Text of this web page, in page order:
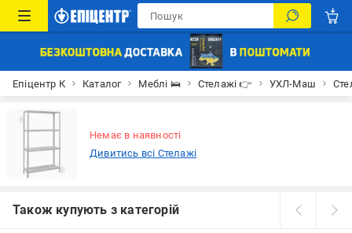
Епіцентр К Каталог Меблі 🛌 Стелажі 👉 УХЛ-Маш
Немає в наявності
Дивитись всі Стелажі
Також купують з категорій